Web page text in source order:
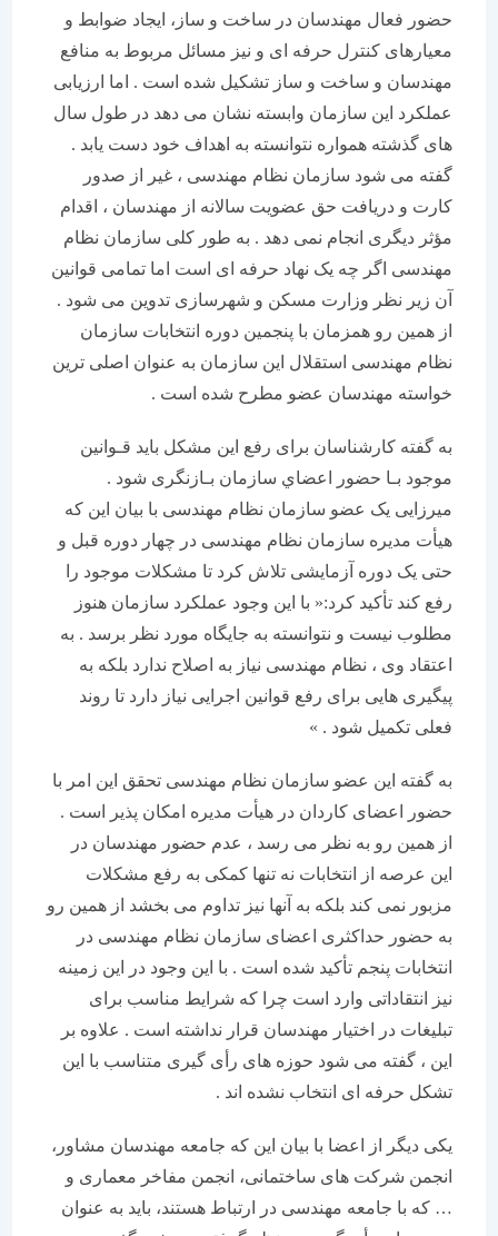
حضور فعال مهندسان در ساخت و ساز، ایجاد ضوابط و
معیارهای کنترل حرفه ای و نیز مسائل مربوط به منافع
مهندسان و ساخت و ساز تشکیل شده است . اما ارزیابی
عملکرد این سازمان وابسته نشان می دهد در طول سال
های گذشته همواره نتوانسته به اهداف خود دست یابد .
گفته می شود سازمان نظام مهندسی ، غیر از صدور
کارت و دریافت حق عضویت سالانه از مهندسان ، اقدام
مؤثر دیگری انجام نمی دهد . به طور کلی سازمان نظام
مهندسی اگر چه یک نهاد حرفه ای است اما تمامی قوانین
آن زیر نظر وزارت مسکن و شهرسازی تدوین می شود .
از همین رو همزمان با پنجمین دوره انتخابات سازمان
نظام مهندسی استقلال این سازمان به عنوان اصلی ترین
خواسته مهندسان عضو مطرح شده است .
به گفته کارشناسان برای رفع این مشکل باید قـوانین
موجود بـا حضور اعضاي سازمان بـازنگری شود .
میرزایی یک عضو سازمان نظام مهندسی با بیان این که
هیأت مدیره سازمان نظام مهندسی در چهار دوره قبل و
حتی یک دوره آزمایشی تلاش کرد تا مشکلات موجود را
رفع کند تأکید کرد:« با این وجود عملکرد سازمان هنوز
مطلوب نیست و نتوانسته به جایگاه مورد نظر برسد . به
اعتقاد وی ، نظام مهندسی نیاز به اصلاح ندارد بلکه به
پیگیری هایی برای رفع قوانین اجرایی نیاز دارد تا روند
فعلی تکمیل شود . »
به گفته این عضو سازمان نظام مهندسی تحقق این امر با
حضور اعضای کاردان در هیأت مدیره امکان پذیر است .
از همین رو به نظر می رسد ، عدم حضور مهندسان در
این عرصه از انتخابات نه تنها کمکی به رفع مشکلات
مزبور نمی کند بلکه به آنها نیز تداوم می بخشد از همین رو
به حضور حداکثری اعضای سازمان نظام مهندسی در
انتخابات پنجم تأکید شده است . با این وجود در این زمینه
نیز انتقاداتی وارد است چرا که شرایط مناسب برای
تبلیغات در اختیار مهندسان قرار نداشته است . علاوه بر
این ، گفته می شود حوزه های رأی گیری متناسب با این
تشکل حرفه ای انتخاب نشده اند .
یکی دیگر از اعضا با بیان این که جامعه مهندسان مشاور،
انجمن شرکت های ساختمانی، انجمن مفاخر معماری و
… که با جامعه مهندسی در ارتباط هستند، باید به عنوان